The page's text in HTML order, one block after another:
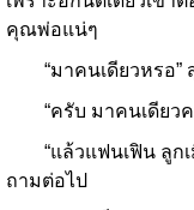
คุณพ่อแน่ๆ
“มาคนเดียวหรอ”
“ครับ มาคนเดียวค
“แล้วแฟนเฟิน ลูกเ
ถามต่อไป